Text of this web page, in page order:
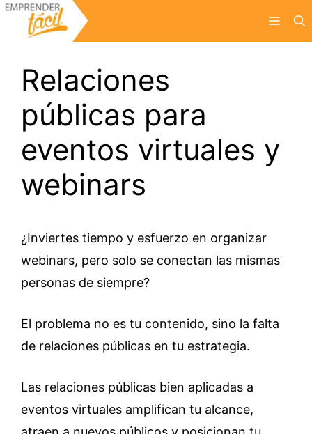
Saltar
Menú
Relaciones
públicas para
eventos virtuales y
webinars
¿Inviertes tiempo y esfuerzo en organizar
webinars, pero solo se conectan las mismas
personas de siempre?
El problema no es tu contenido, sino la falta
de relaciones públicas en tu estrategia.
Las relaciones públicas bien aplicadas a
eventos virtuales amplifican tu alcance,